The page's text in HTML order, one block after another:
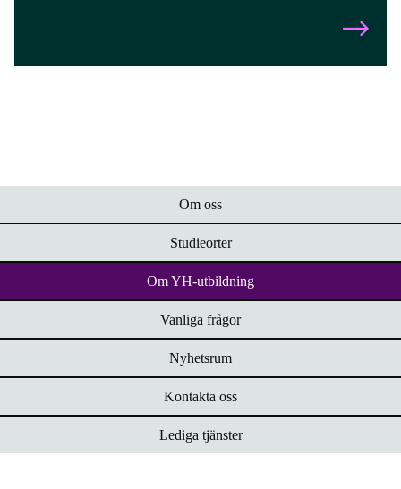
Om oss
Studieorter
Om YH-utbildning
Vanliga frågor
Nyhetsrum
Kontakta oss
Lediga tjänster